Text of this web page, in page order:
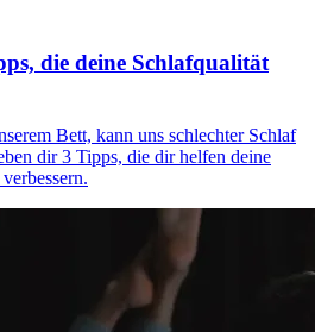
die deine Schlafqualität
Bett, kann uns schlechter Schlaf
dir 3 Tipps, die dir helfen deine